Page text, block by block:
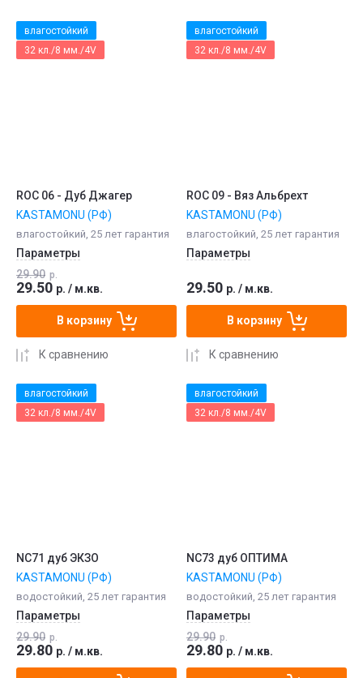
влагостойкий
32 кл./8 мм./4V
ROC 06 - Дуб Джагер
KASTAMONU (РФ)
влагостойкий, 25 лет гарантия
Параметры
29.90 р.
29.50 р. / м.кв.
В корзину
К сравнению
влагостойкий
32 кл./8 мм./4V
ROC 09 - Вяз Альбрехт
KASTAMONU (РФ)
влагостойкий, 25 лет гарантия
Параметры
29.50 р. / м.кв.
В корзину
К сравнению
влагостойкий
32 кл./8 мм./4V
NC71 дуб ЭКЗО
KASTAMONU (РФ)
водостойкий, 25 лет гарантия
Параметры
29.90 р.
29.80 р. / м.кв.
влагостойкий
32 кл./8 мм./4V
NC73 дуб ОПТИМА
KASTAMONU (РФ)
водостойкий, 25 лет гарантия
Параметры
29.90 р.
29.80 р. / м.кв.